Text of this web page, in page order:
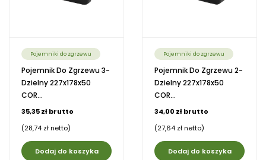
Pojemniki do zgrzewu
Pojemnik Do Zgrzewu 3-
Dzielny 227x178x50
COR...
35,35 zł brutto
(28,74 zł netto)
Dodaj do koszyka
Pojemniki do zgrzewu
Pojemnik Do Zgrzewu 2-
Dzielny 227x178x50
COR...
34,00 zł brutto
(27,64 zł netto)
Dodaj do koszyka